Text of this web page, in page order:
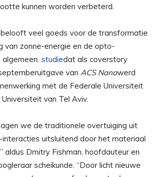
kunnen worden verbeterd.
veel goeds voor de transformatie
van zonne-energie en de opto-
studiedat als coverstory
van ACS Nanowerd
met de Federale Universiteit
van Tel Aviv.
we de traditionele overtuiging uit
uitsluitend door het materiaal
aldus Dmitry Fishman, hoofdauteur en
scheikunde. “Door licht nieuwe